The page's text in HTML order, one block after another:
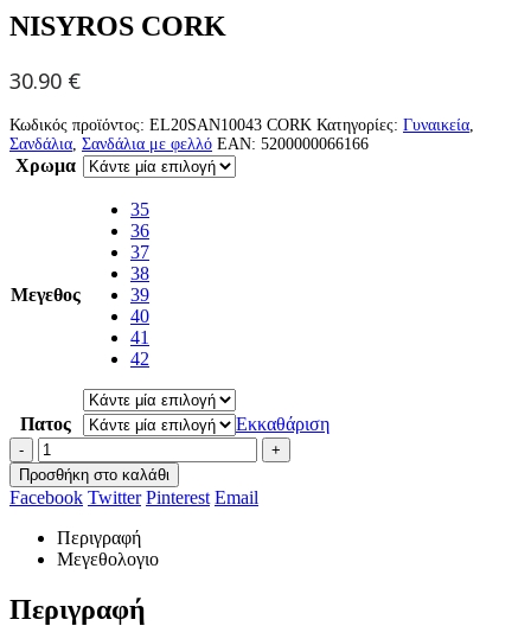
NISYROS CORK
30.90 €
Κωδικός προϊόντος: EL20SAN10043 CORK Κατηγορίες: Γυναικεία
Σανδάλια Σανδάλια με φελλό EAN: 5200000066166
Χρωμα
Μεγεθος
35
36
37
38
39
40
41
42
Πατος Εκκαθάριση
-
+
Προσθήκη στο καλάθι
Facebook Twitter Pinterest Email
Περιγραφή
Μεγεθολογιο
Περιγραφή